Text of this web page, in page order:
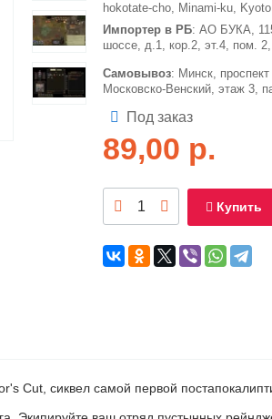
hokotate-cho, Minami-ku,
Импортер в РБ: АО БУКА,
шоссе, д.1, кор.2, эт.4, пом.
Самовывоз: Минск,
Московско-Венский, этаж 3,
Под заказ
89,00 р.
Купить
Cut, сиквел самой первой